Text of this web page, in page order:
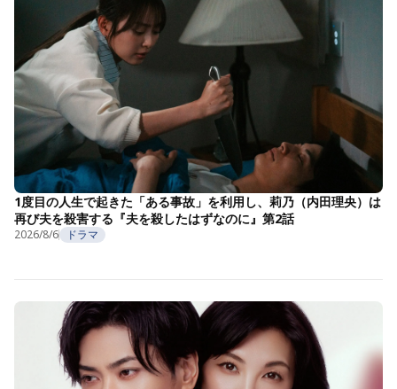
1度目の人生で起きた「ある事故」を利用し、莉乃（内田理央）は
再び夫を殺害する『夫を殺したはずなのに』第2話
2026/8/6 ドラマ